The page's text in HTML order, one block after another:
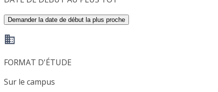
Demander la date de début la plus proche
FORMAT D'ÉTUDE
Sur le campus